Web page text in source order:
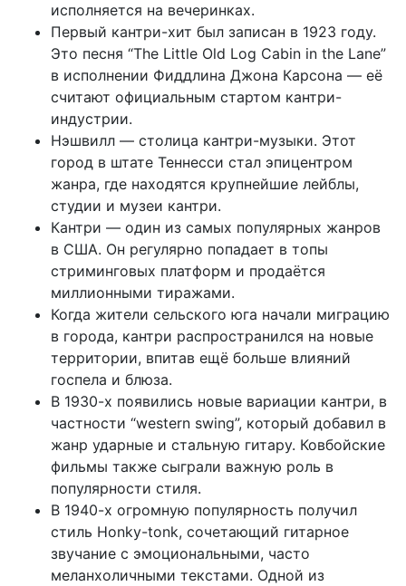
исполняется на вечеринках.
Первый кантри-хит был записан в 1923 году.
Это песня “The Little Old Log Cabin in the Lane”
в исполнении Фиддлина Джона Карсона — её
считают официальным стартом кантри-
индустрии.
Нэшвилл — столица кантри-музыки. Этот
город в штате Теннесси стал эпицентром
жанра, где находятся крупнейшие лейблы,
студии и музеи кантри.
Кантри — один из самых популярных жанров
в США. Он регулярно попадает в топы
стриминговых платформ и продаётся
миллионными тиражами.
Когда жители сельского юга начали миграцию
в города, кантри распространился на новые
территории, впитав ещё больше влияний
госпела и блюза.
В 1930-х появились новые вариации кантри, в
частности “western swing”, который добавил в
жанр ударные и стальную гитару. Ковбойские
фильмы также сыграли важную роль в
популярности стиля.
В 1940-х огромную популярность получил
стиль Honky-tonk, сочетающий гитарное
звучание с эмоциональными, часто
меланхоличными текстами. Одной из